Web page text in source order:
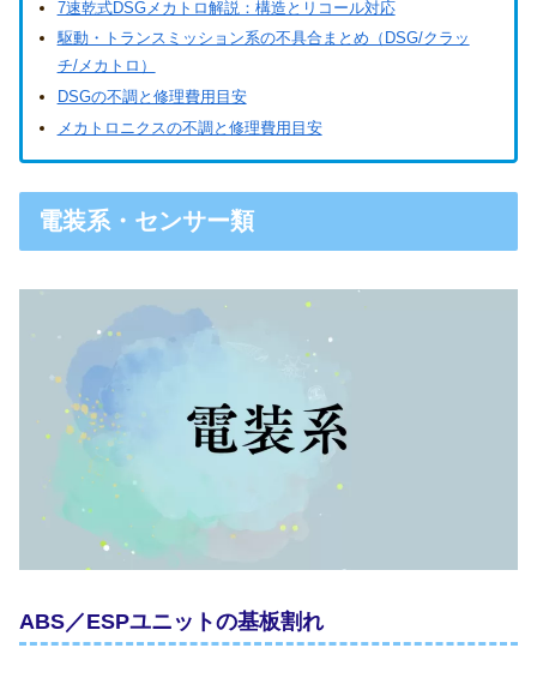
7速乾式DSGメカトロ解説：構造とリコール対応
駆動・トランスミッション系の不具合まとめ（DSG/クラッ
チ/メカトロ）
DSGの不調と修理費用目安
メカトロニクスの不調と修理費用目安
電装系・センサー類
ABS／ESPユニットの基板割れ